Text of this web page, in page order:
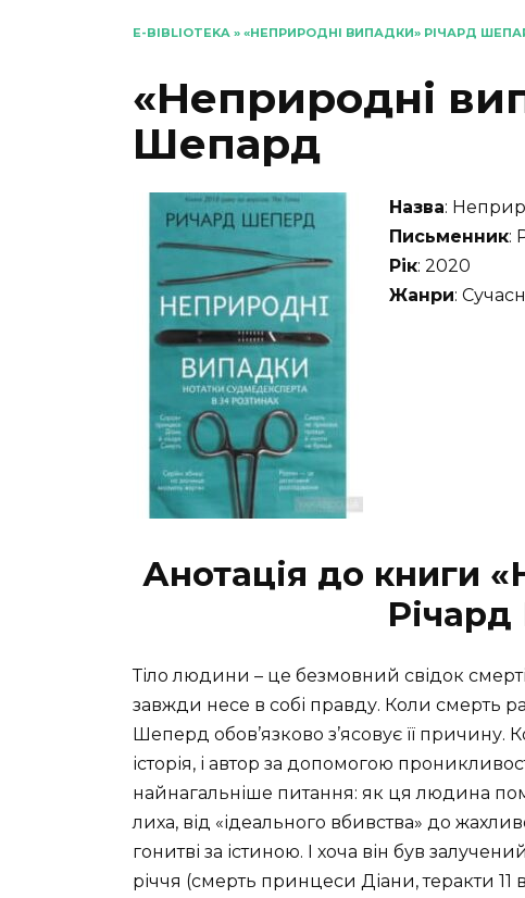
E-BIBLIOTEKA » «НЕПРИРОДНІ ВИПАДКИ» РІЧАРД
«Неприродні
Шепард
Назва:
Письменник:
Рік: 2020
Жанри:
Анотація до книги
Тіло людини – це безмовний свідок
завжди несе в собі правду. Коли смерть
Шеперд обов’язково з’ясовує її
історія, і автор за допомогою
найнагальніше питання: як ця людина
лиха, від «ідеального вбивства» до
гонитві за істиною. І хоча він був
річчя (смерть принцеси Діани, теракти